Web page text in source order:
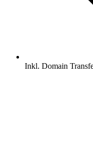
Inkl. Domain